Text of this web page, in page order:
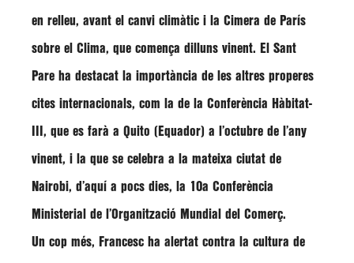
en relleu, avant el canvi climàtic i la Cimera de París
sobre el Clima, que comença dilluns vinent. El Sant
Pare ha destacat la importància de les altres properes
cites internacionals, com la de la Conferència Hàbitat-
III, que es farà a Quito (Equador) a l’octubre de l’any
vinent, i la que se celebra a la mateixa ciutat de
Nairobi, d’aquí a pocs dies, la 10a Conferència
Ministerial de l’Organització Mundial del Comerç.
Un cop més, Francesc ha alertat contra la cultura de